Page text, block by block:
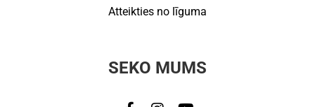
Atteikties no līguma
SEKO MUMS